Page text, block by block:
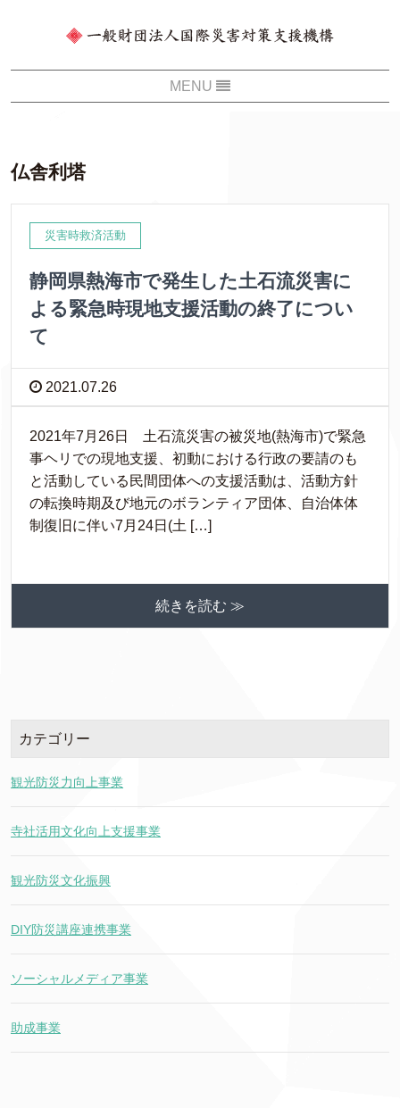
仏舎利塔
災害時救済活動
静岡県熱海市で発生した土石流災害に
よる緊急時現地支援活動の終了につい
て
2021.07.26
2021年7月26日 土石流災害の被災地(熱海市)で緊急
事ヘリでの現地支援、初動における行政の要請のも
と活動している民間団体への支援活動は、活動方針
の転換時期及び地元のボランティア団体、自治体体
制復旧に伴い7月24日(土 […]
続きを読む ≫
カテゴリー
観光防災力向上事業
寺社活用文化向上支援事業
観光防災文化振興
DIY防災講座連携事業
ソーシャルメディア事業
助成事業